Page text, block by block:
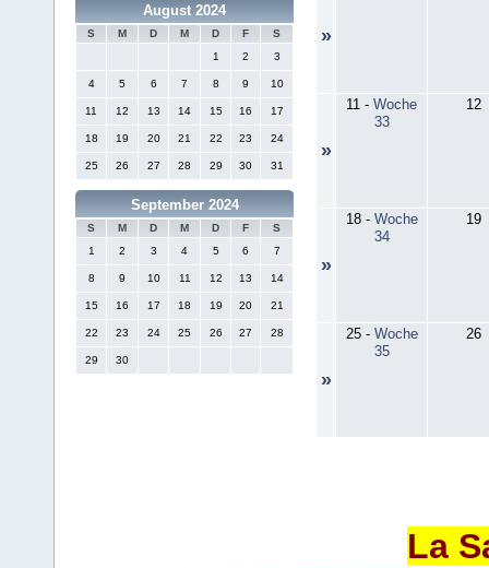
August 2024
S M D M D F
S
1
2 3
4 5 6 7 8 9 10
11 12 13 14 15 16 17
18 19 20 21 22 23 24
25 26 27 28 29 30 31
September 2024
S M D M D F
S
1
2 3 4 5 6 7
8 9 10 11 12 13 14
15 16 17 18 19 20 21
22 23 24 25 26 27 28
29 30
»
»
11 - Woche
33
12
»
18- Woche
34
19
»
25- Woche
35
26
La